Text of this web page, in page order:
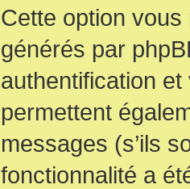
Cette option vous
générés par
authentification
permettent
messages (s’ils
fonctionnalité a